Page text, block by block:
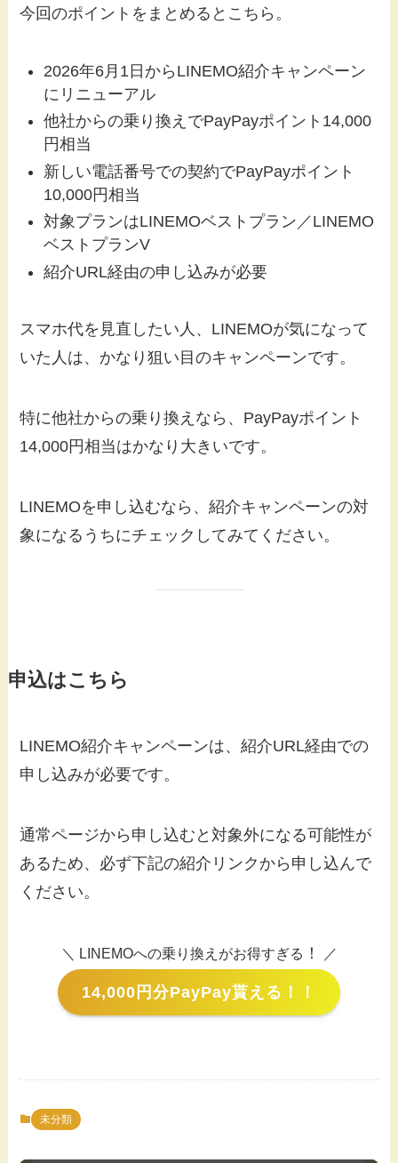
今回のポイントをまとめるとこちら。
2026年6月1日からLINEMO紹介キャンペーン
にリニューアル
他社からの乗り換えでPayPayポイント14,000
円相当
新しい電話番号での契約でPayPayポイント
10,000円相当
対象プランはLINEMOベストプラン／LINEMO
ベストプランV
紹介URL経由の申し込みが必要
スマホ代を見直したい人、LINEMOが気になって
いた人は、かなり狙い目のキャンペーンです。
特に他社からの乗り換えなら、PayPayポイント
14,000円相当はかなり大きいです。
LINEMOを申し込むなら、紹介キャンペーンの対
象になるうちにチェックしてみてください。
申込はこちら
LINEMO紹介キャンペーンは、紹介URL経由での
申し込みが必要です。
通常ページから申し込むと対象外になる可能性が
あるため、必ず下記の紹介リンクから申し込んで
ください。
＼ LINEMOへの乗り換えがお得すぎる ！ ／
14,000円分PayPay貰える！！
未分類